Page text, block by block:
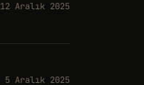
12 Aralık 2025
5 Aralık 2025